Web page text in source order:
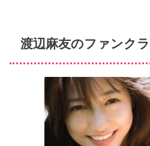
渡辺麻友のファンク